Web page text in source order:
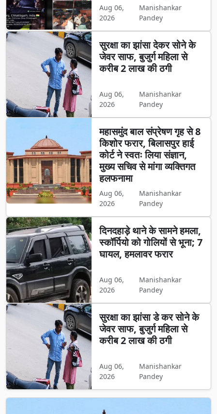
Aug 06,
2026
Manishankar
Pandey
सुरक्षा का झांसा देकर सोने के
जेवर साफ, बुजुर्ग महिला से
करीब 2 लाख की ठगी
Aug 06,
2026
Manishankar
Pandey
महासमुंद बाल संप्रेषण गृह से 8
किशोर फरार, बिलासपुर हाई
कोर्ट ने स्वतः लिया संज्ञान,
मुख्य सचिव से मांगा व्यक्तिगत
हलफनामा
Aug 06,
2026
Manishankar
Pandey
दिनदहाड़े थाने के सामने हमला,
स्कॉर्पियो को गोलियों से भूना; 7
घायल, हमलावर फरार
Aug 06,
2026
Manishankar
Pandey
सुरक्षा का झांसा डे कर सोने के
जेवर साफ, बुजुर्ग महिला से
करीब 2 लाख की ठगी
Aug 06,
2026
Manishankar
Pandey